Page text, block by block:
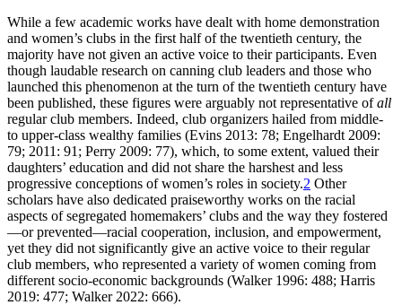
While a few academic works have dealt with home demonstration
and women’s clubs in the first half of the twentieth century, the
majority have not given an active voice to their participants. Even
though laudable research on canning club leaders and those who
launched this phenomenon at the turn of the twentieth century have
been published, these figures were arguably not representative ofall
regular club members. Indeed, club organizers hailed from middle-
to upper-class wealthy families (Evins 2013: 78; Engelhardt 2009:
79; 2011: 91; Perry 2009: 77), which, to some extent, valued their
daughters’ education and did not share the harshest and less
progressive conceptions of women’s roles in society.2 Other
scholars have also dedicated praiseworthy works on the racial
aspects of segregated homemakers’ clubs and the way they fostered
—or prevented—racial cooperation, inclusion, and empowerment,
yet they did not significantly give an active voice to their regular
club members, who represented a variety of women coming from
different socio-economic backgrounds (Walker 1996: 488; Harris
2019: 477; Walker 2022: 666).